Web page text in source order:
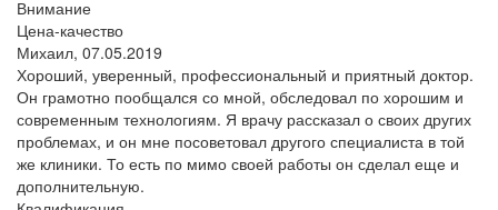
Внимание
Цена-качество
Михаил, 07.05.2019
Хороший, уверенный, профессиональный и приятный доктор.
Он грамотно пообщался со мной, обследовал по хорошим и
современным технологиям. Я врачу рассказал о своих других
проблемах, и он мне посоветовал другого специалиста в той
же клиники. То есть по мимо своей работы он сделал еще и
дополнительную.